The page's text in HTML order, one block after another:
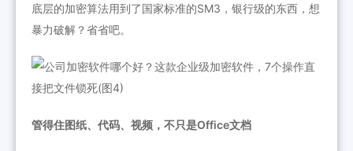
底层的加密算法用到了国家标准的SM3，银行级的东西，想
暴力破解？省省吧。
管得住图纸、代码、视频，不只是Office文档